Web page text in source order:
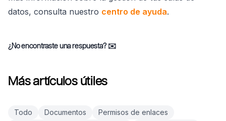
datos, consulta nuestro centro de ayuda.
¿No encontraste una respuesta? ✉️
Más artículos útiles
Todo Documentos
Permisos de enlaces